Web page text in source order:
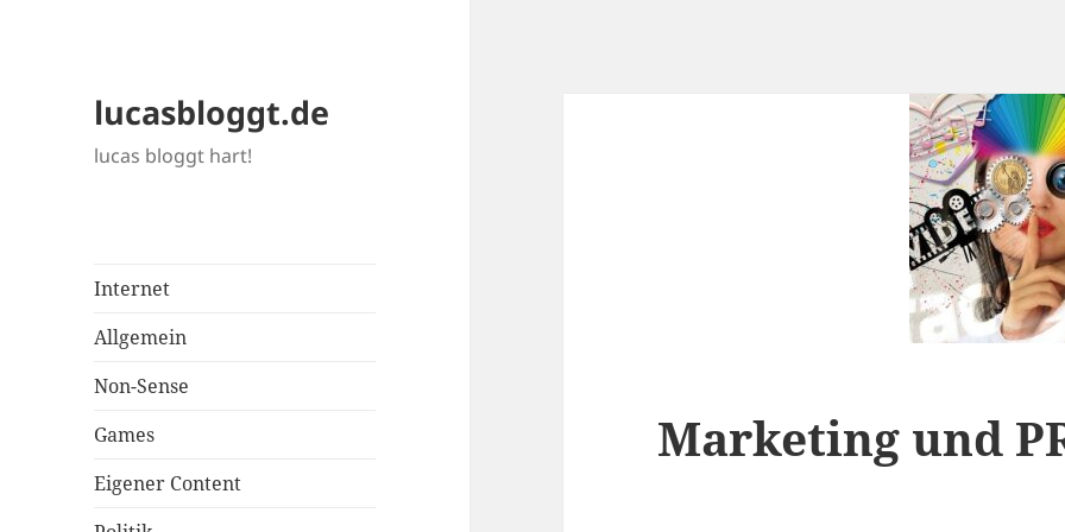
lucasbloggt.de
lucas bloggt hart!
Internet
Allgemein
Non-Sense
Games
Eigener Content
Marketing und